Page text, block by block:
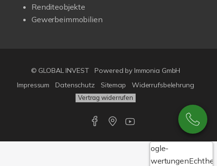
Renditeobjekte
Gewerbeimmobilien
© GLOBAL INVEST Powered by Immonia GmbH
Impressum
Datenschutz Sitemap Widerrufsbelehrung
Vertrag widerrufen
Google-
Bewertungen